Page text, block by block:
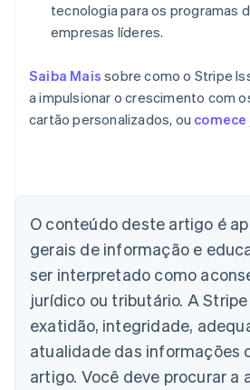
tecnologia para os programas
empresas líderes.
Saiba Mais sobre como o Stripe
a impulsionar o crescimento com
cartão personalizados, ou comece
O conteúdo deste artigo é
gerais de informação e
ser interpretado como
jurídico ou tributário. A
exatidão, integridade,
atualidade das informações
artigo. Você deve procurar a
Alemanha
DeutschEnglish
Austrália
English
Áustria
Deutsch English
Bélgica
Nederlands Français DeutschEnglish
Brasil